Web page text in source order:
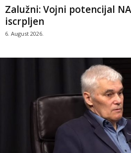
Zalužni: Vojni potencijal
iscrpljen
6. August 2026.